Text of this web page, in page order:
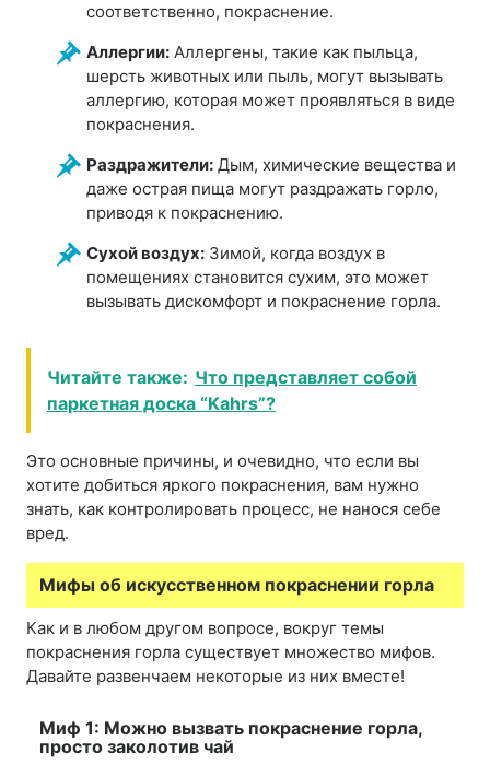
соответственно, покраснение.
Аллергии: Аллергены, такие как пыльца,
шерсть животных или пыль, могут вызывать
аллергию, которая может проявляться в виде
покраснения.
Раздражители: Дым, химические вещества и
даже острая пища могут раздражать горло,
приводя к покраснению.
Сухой воздух: Зимой, когда воздух в
помещениях становится сухим, это может
вызывать дискомфорт и покраснение горла.
Читайте также: Что представляет собой
паркетная доска “Kahrs”?
Это основные причины, и очевидно, что если вы
хотите добиться яркого покраснения, вам нужно
знать, как контролировать процесс, не нанося себе
вред.
Мифы об искусственном покраснении горла
Как и в любом другом вопросе, вокруг темы
покраснения горла существует множество мифов.
Давайте развенчаем некоторые из них вместе!
Миф 1: Можно вызвать покраснение горла,
просто заколотив чай